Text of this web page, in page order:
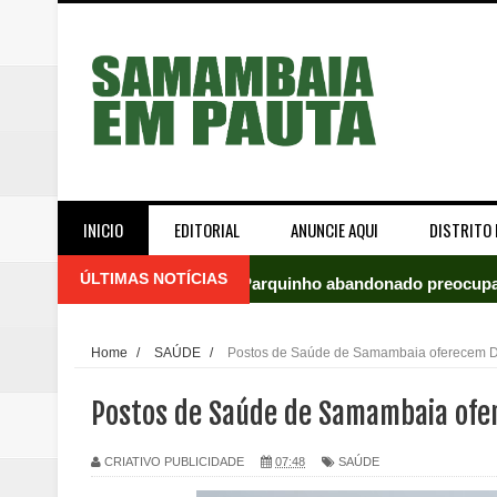
INICIO EDITORIAL ANUNCIE AQUI DISTRITO
ÚLTIMAS NOTÍCIAS Parquinho abandonado
Incêndio atinge carro
Celina Leão abre 8,4 pontos
Home / SAÚDE / Postos de Saúde de Samambaia oferecem
Postos de Saúde de Samambaia
CRIATIVO PUBLICIDADE 07:48 SAÚDE